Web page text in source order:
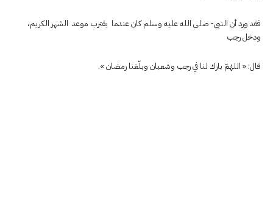
فقد ورد أن النبي- صلى الله عليه وسلم كان عندما يقترب موعد الشهر الكريم،
ودخل رجب
قال: « اللهُمّ بارك لنا في رجب وشعبان وبلّغنا رمضان ».